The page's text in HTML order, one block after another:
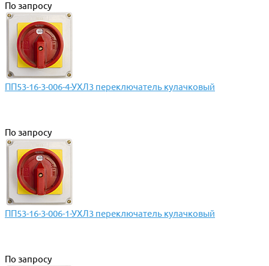
По запросу
ПП53-16-3-006-4-УХЛ3 переключатель кулачковый
По запросу
ПП53-16-3-006-1-УХЛ3 переключатель кулачковый
По запросу